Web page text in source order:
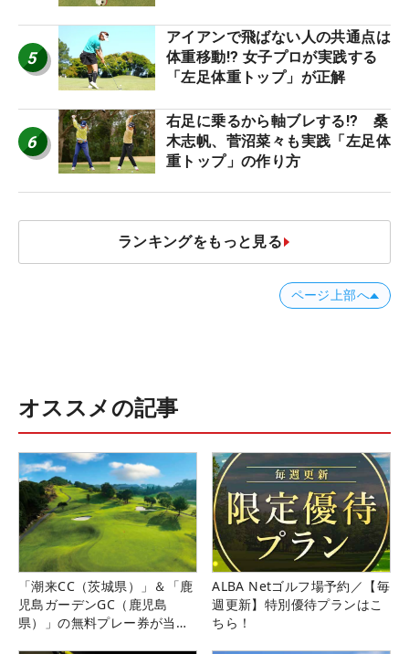
減するワケ
5
アイアンで飛ばない人の共通点は
体重移動!? 女子プロが実践する
「左足体重トップ」が正解
6
右足に乗るから軸ブレする!? 桑
木志帆、菅沼菜々も実践「左足体
重トップ」の作り方
ランキングをもっと見る
ページ上部へ
オススメの記事
「潮来CC（茨城県）」＆「鹿
児島ガーデンGC（鹿児島
県）」の無料プレー券が当た
ALBA Netゴルフ場予約／【毎
週更新】特別優待プランはこ
ちら！